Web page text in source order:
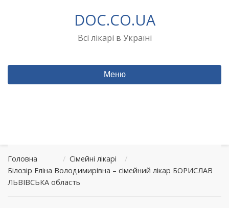
DOC.CO.UA
Всі лікарі в Україні
Меню
Головна / Сімейні лікарі
/
Білозір Еліна Володимирівна – сімейний лікар БОРИСЛАВ
ЛЬВІВСЬКА область